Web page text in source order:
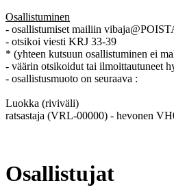
Osallistuminen
- osallistumiset mailiin
- otsikoi viesti KRJ 33-39
* (yhteen kutsuun osallistuminen ei
- väärin otsikoidut tai ilmoittautuneet
- osallistusmuoto on seuraava :
Luokka (riviväli)
ratsastaja (VRL-00000) - hevonen
Osallistujat